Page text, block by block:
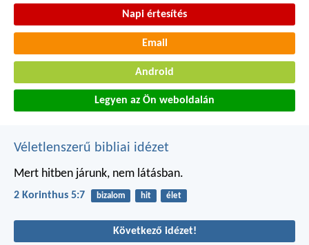
Napi értesítés
Email
Android
Legyen az Ön weboldalán
Véletlenszerű bibliai idézet
Mert hitben járunk, nem látásban.
2 Korinthus 5:7 bizalom hit élet
Következő idézet!